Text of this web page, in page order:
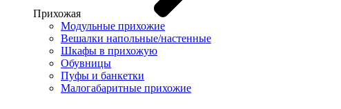
Прихожая
Модульные прихожие
Вешалки напольные/настенные
Шкафы в прихожую
Обувницы
Пуфы и банкетки
Малогабаритные прихожие